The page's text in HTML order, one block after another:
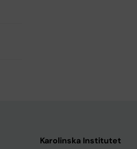
Karolinska Institutet